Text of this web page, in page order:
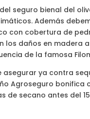
seguro bienal del
Además
con cobertura de
los daños en madera
de la famosa
asegurar ya contra
Agroseguro bonifica
secano antes del